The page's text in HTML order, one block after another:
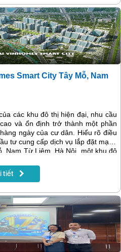
Smart City Tây Mỗ, Nam
các khu đô thị hiện đại, nhu cầu
và ổn định trở thành một phần
ngày của cư dân. Hiểu rõ điều
tư cung cấp dịch vụ lắp đặt mạng
Nam Từ Liêm, Hà Nội, một khu đô
Vinhomes Smart City qua bài viết
tiết